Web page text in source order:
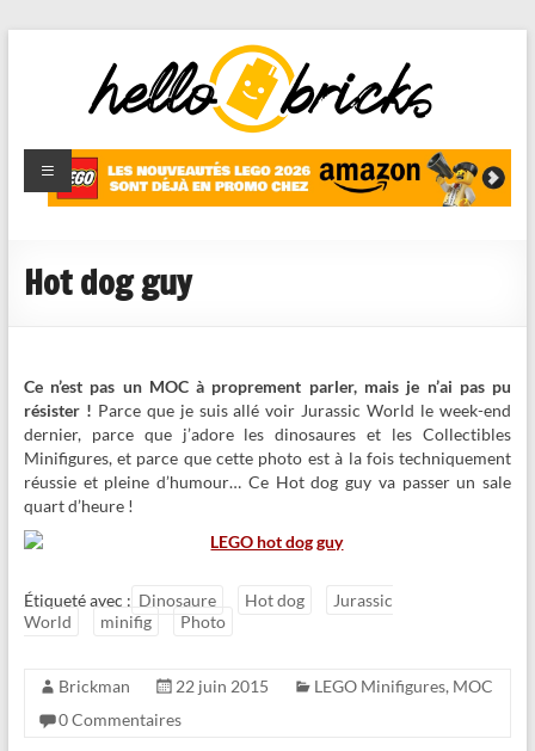
HelloBricks
Blog LEGO,
nouveaut�s
reviews
Hot dog guy
Ce n’est pas un MOC à proprement parler, mais je n’ai pas pu
résister ! Parce que je suis allé voir Jurassic World le week-end
dernier, parce que j’adore les dinosaures et les Collectibles
Minifigures, et parce que cette photo est à la fois techniquement
réussie et pleine d’humour… Ce Hot dog guy va passer un sale
quart d’heure !
Étiqueté avec : Dinosaure Hot dog
Jurassic
World
minifig Photo
Brickman 22 juin 2015 LEGO Minifigures, MOC
0 Commentaires